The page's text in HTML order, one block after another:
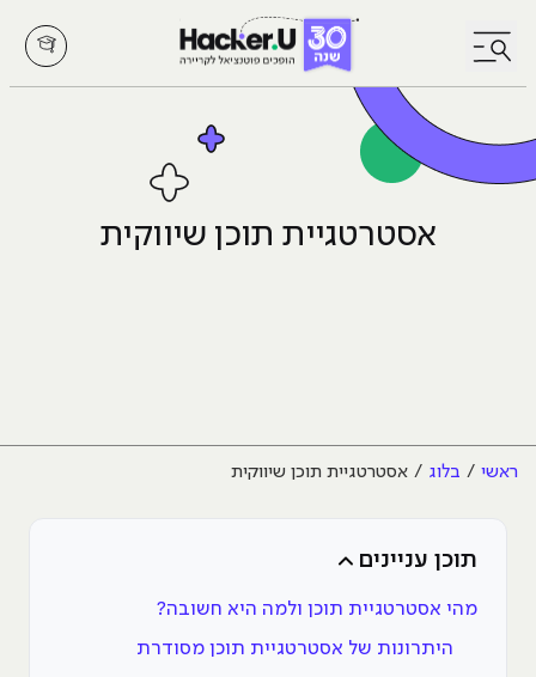
לחץ לפתיחת/סגירת תפריט
אסטרטגיית תוכן שיווקית
ראשי בלוג אסטרטגיית תוכן שיווקית
תוכן עניינים
מהי אסטרטגיית תוכן ולמה היא חשובה?
היתרונות של אסטרטגיית תוכן מסודרת